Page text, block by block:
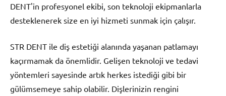
DENT'in profesyonel ekibi, son teknoloji ekipmanlarla
desteklenerek size en iyi hizmeti sunmak için çalışır.
STR DENT ile diş estetiği alanında yaşanan patlamayı
kaçırmamak da önemlidir. Gelişen teknoloji ve tedavi
yöntemleri sayesinde artık herkes istediği gibi bir
gülümsemeye sahip olabilir. Dişlerinizin rengini